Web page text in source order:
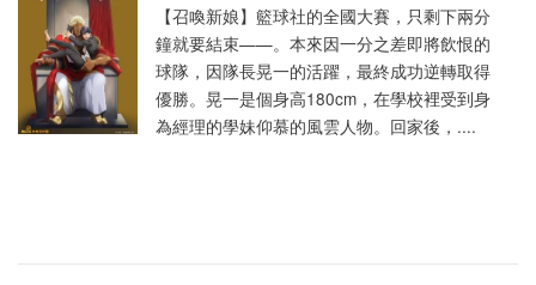
【召喚新娘】籃球社的全國大賽，只剩下兩分
鐘就要結束——。本來因一分之差即將飲恨的
球隊，因隊長晃一的活躍，最終成功逆轉取得
優勝。晃一是個身高180cm，在學校裡受到身
為經理的學妹仰慕的風雲人物。回家後，....